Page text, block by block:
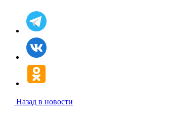
Назад в новости